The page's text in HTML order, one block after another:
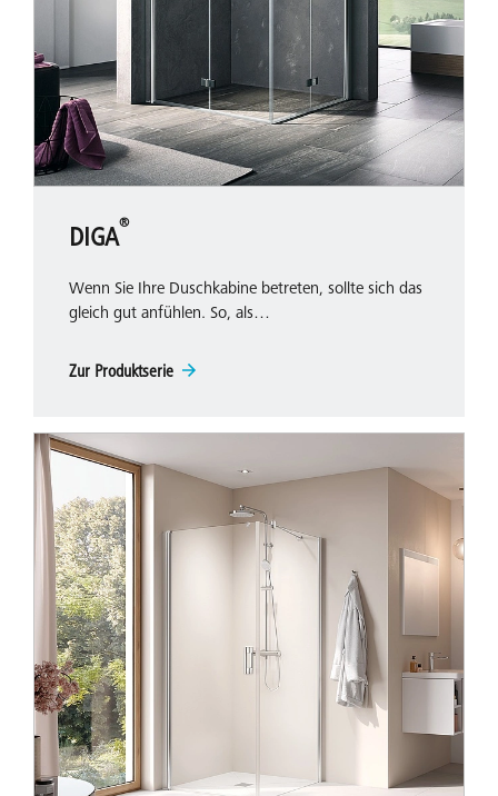
DIGA
®
Wenn Sie Ihre Duschkabine betreten, sollte sich das
gleich gut anfühlen. So, als…
Zur Produktserie